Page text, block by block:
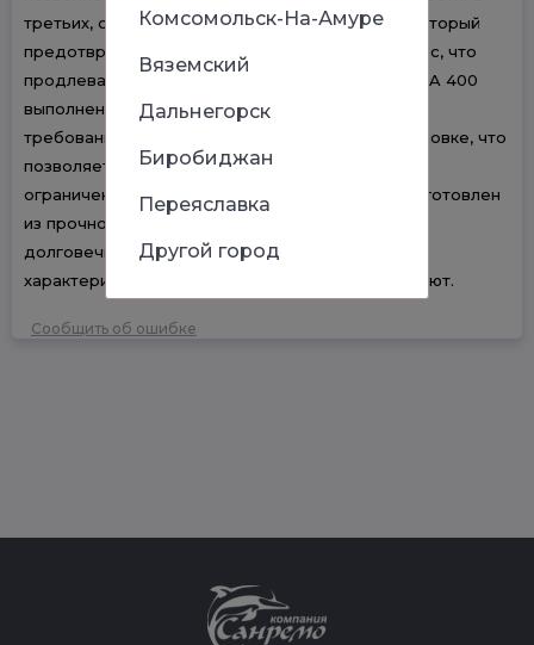
третьих, он оснащен специальным фильтром, который
предотвращает попадание песка и грязи в насос, что
продлевает срок его службы. Дизайн насоса SPA 400
выполнен с учетом современных тенденций и
требований рынка. Он компактен и легок в установке, что
позволяет использовать его даже в условиях
ограниченного пространства. Корпус насоса изготовлен
из прочного материала, что гарантирует его
долговечность и надежность. Технические
характеристики насоса SPA 400 также впечатляют.
Сообщить об ошибке
Комсомольск-На-Амуре
Вяземский
Дальнегорск
Биробиджан
Переяславка
Другой город